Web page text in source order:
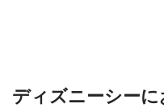
ディズニーシー